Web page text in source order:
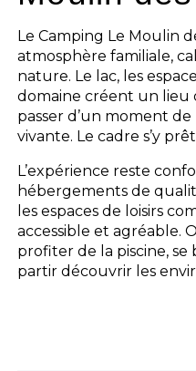
Le Camping Le Moulin
atmosphère familiale,
nature. Le lac, les
domaine créent un lieu
passer d’un moment
vivante. Le cadre s’y
L’expérience reste
hébergements de
les espaces de loisirs
accessible et agréable.
profiter de la piscine,
partir découvrir les